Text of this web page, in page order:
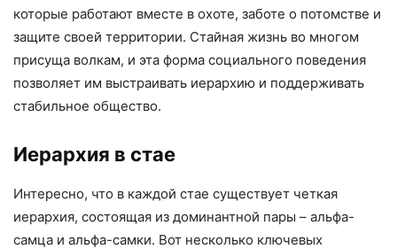
которые работают вместе в охоте, заботе о потомстве и
защите своей территории. Стайная жизнь во многом
присуща волкам, и эта форма социального поведения
позволяет им выстраивать иерархию и поддерживать
стабильное общество.
Иерархия в стае
Интересно, что в каждой стае существует четкая
иерархия, состоящая из доминантной пары – альфа-
самца и альфа-самки. Вот несколько ключевых